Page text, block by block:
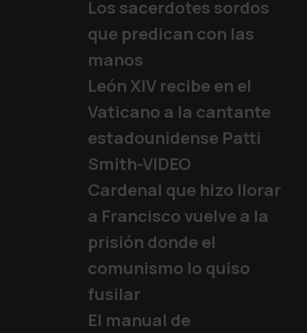
Los sacerdotes sordos
que predican con las
manos
León XIV recibe en el
Vaticano a la cantante
estadounidense Patti
Smith-VIDEO
Cardenal que hizo llorar
a Francisco vuelve a la
prisión donde el
comunismo lo quiso
fusilar
El manual de